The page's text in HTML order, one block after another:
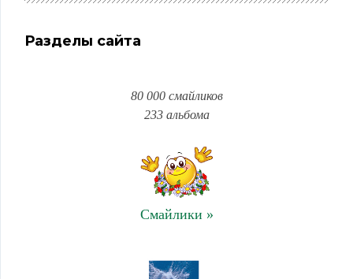
Разделы сайта
80 000 смайликов
233 альбома
Смайлики »